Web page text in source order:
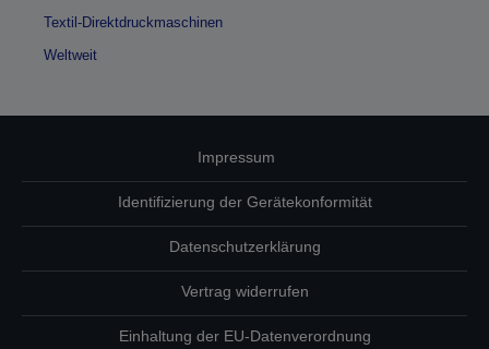
Textil-Direktdruckmaschinen
Weltweit
Impressum
Identifizierung der Gerätekonformität
Datenschutzerklärung
Vertrag widerrufen
Einhaltung der EU-Datenverordnung